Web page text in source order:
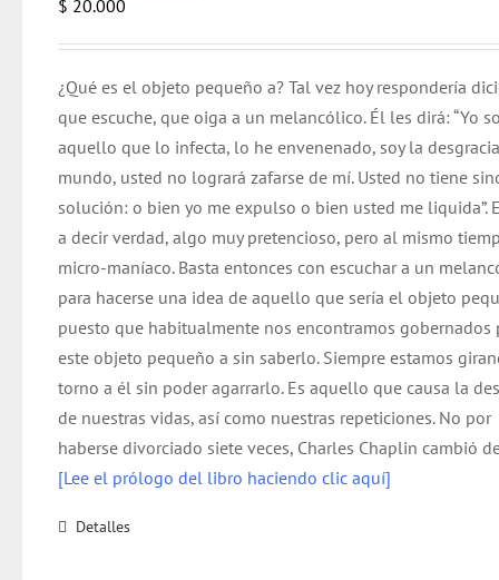
$ 20.000
¿Qué es el objeto pequeño a? Tal vez hoy respondería
que escuche, que oiga a un melancólico. Él les dirá: “Yo
aquello que lo infecta, lo he envenenado, soy la
mundo, usted no logrará zafarse de mí. Usted no tiene
solución: o bien yo me expulso o bien usted me liquida”.
a decir verdad, algo muy pretencioso, pero al mismo
micro-maníaco. Basta entonces con escuchar a un
para hacerse una idea de aquello que sería el objeto
puesto que habitualmente nos encontramos gobernados
este objeto pequeño a sin saberlo. Siempre estamos
torno a él sin poder agarrarlo. Es aquello que causa la
de nuestras vidas, así como nuestras repeticiones. No por
haberse divorciado siete veces, Charles Chaplin cambió
[Lee el prólogo del libro haciendo clic aquí]
Detalles